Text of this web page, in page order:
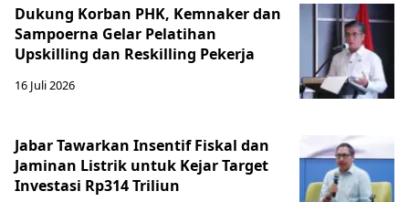
Dukung Korban PHK, Kemnaker dan
Sampoerna Gelar Pelatihan
Upskilling dan Reskilling Pekerja
16 Juli 2026
Jabar Tawarkan Insentif Fiskal dan
Jaminan Listrik untuk Kejar Target
Investasi Rp314 Triliun